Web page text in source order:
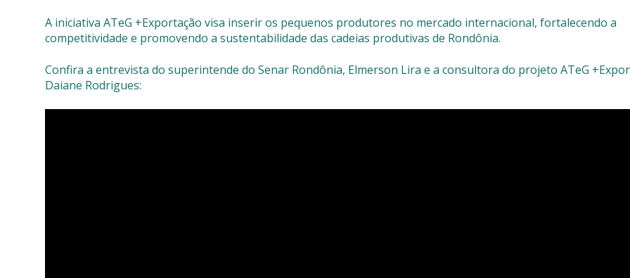
A iniciativa ATeG +Exportação visa inserir os pequenos produtores no mercado internacional, fortalecendo a
competitividade e promovendo a sustentabilidade das cadeias produtivas de Rondônia.
Confira a entrevista do superintende do Senar Rondônia, Elmerson Lira e a consultora do projeto ATeG
Daiane Rodrigues: